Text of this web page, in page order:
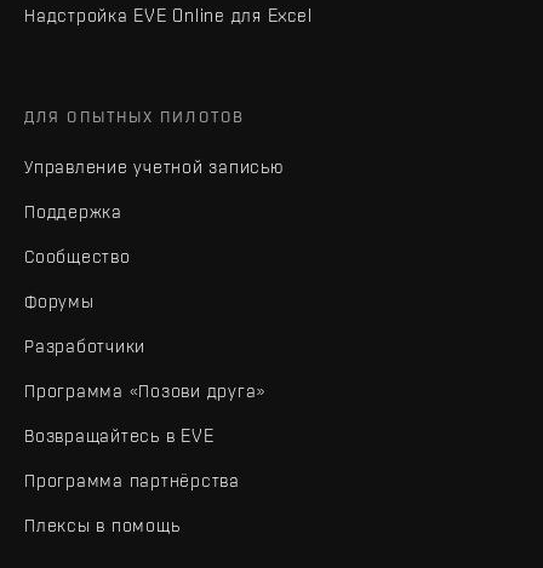
Надстройка EVE Online для Excel
ДЛЯ ОПЫТНЫХ ПИЛОТОВ
Управление учетной записью
Поддержка
Сообщество
Форумы
Разработчики
Программа «Позови друга»
Возвращайтесь в EVE
Программа партнёрства
Плексы в помощь